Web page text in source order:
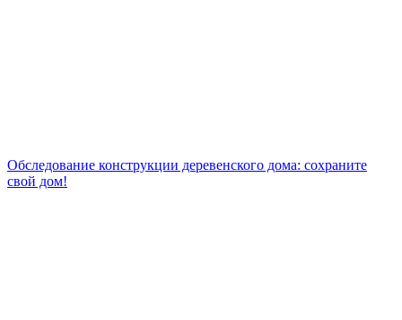
Обследование конструкции деревенского дома: сохраните
свой дом!